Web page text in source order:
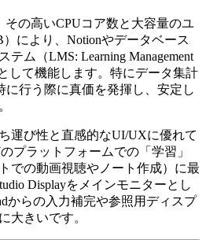
その高いCPUコア数と大容量のユ
により、Notionやデータベース
ム（LMS: Learning Management
して機能します。特にデータ集計
行う際に真価を発揮し、安定し
運び性と直感的なUI/UXに優れて
プラットフォームでの「学習」
での動画視聴やノート作成）に最
Displayをメインモニターとし
からの入力補完や参照用ディスプ
大きいです。